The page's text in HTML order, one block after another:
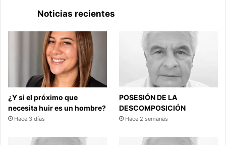
Noticias recientes
¿Y si el próximo que
necesita huir es un hombre?
Hace 3 días
POSESIÓN DE LA
DESCOMPOSICIÓN
Hace 2 semanas